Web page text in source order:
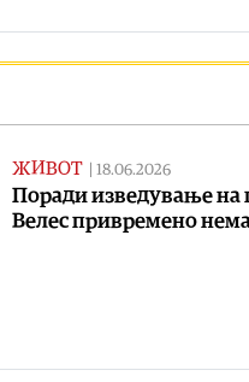
ЖИВОТ | 18.06.2026
Поради изведување на
Велес привремено